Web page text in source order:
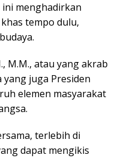
ini menghadirkan
tempo dulu,
M.M., atau yang akrab
yang juga Presiden
elemen masyarakat
terlebih di
dapat mengikis